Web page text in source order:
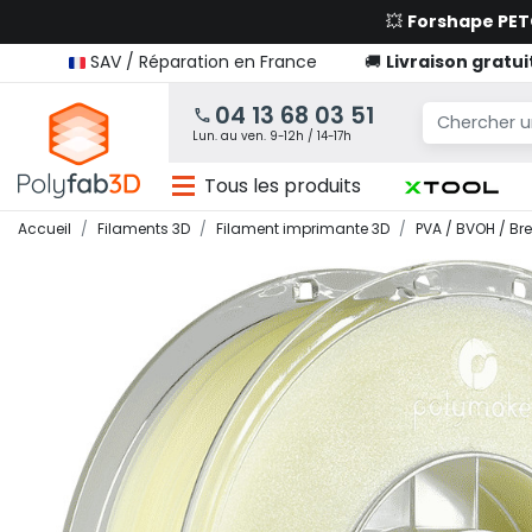
💥 Forshape
SAV / Réparation en France
🚚 Livraison
04 13 68 03 51
Lun. au ven. 9-12h / 14-17h
Tous les produits
Accueil Filaments 3D Filament imprimante 3D PVA / BVOH /